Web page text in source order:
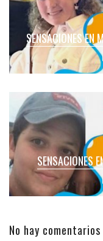
SENSACIONES EN
SENSACIONES
No hay comentarios